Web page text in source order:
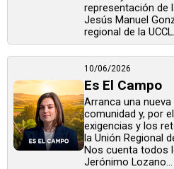
representación de
Jesús Manuel
regional de la
10/06/2026
Es El Campo
Arranca una
comunidad y, por
exigencias y los
la Unión Regional
Nos cuenta todos
Jerónimo Lozano...